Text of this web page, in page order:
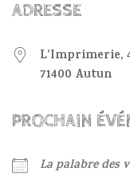
ADRESSE
L’Imprimerie,
71400 Autun
PROCHAIN
La palabre des